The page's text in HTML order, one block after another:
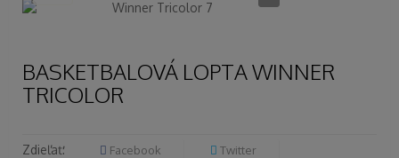
BASKETBALOVÁ LOPTA WINNER
TRICOLOR
Zdieľať: Facebook
Twitter